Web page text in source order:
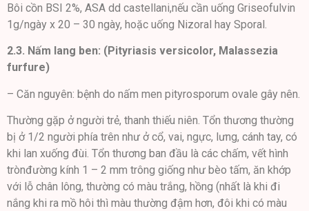
Bôi cồn BSI 2%, ASA dd castellani,nếu cần uống Griseofulvin
1g/ngày x 20 – 30 ngày, hoặc uống Nizoral hay Sporal.
2.3. Nấm lang ben: (Pityriasis versicolor, Malassezia
furfure)
– Căn nguyên: bệnh do nấm men pityrosporum ovale gây nên.
Thường gặp ở người trẻ, thanh thiếu niên. Tổn thương thường
bị ở 1/2 người phía trên như ở cổ, vai, ngực, lưng, cánh tay, có
khi lan xuống đùi. Tổn thương ban đầu là các chấm, vết hình
trònđường kính 1 – 2 mm trông giống như bèo tấm, ăn khớp
với lỗ chân lông, thường có màu trắng, hồng (nhất là khi đi
nắng khi ra mồ hôi thì màu thường đậm hơn, đôi khi có màu